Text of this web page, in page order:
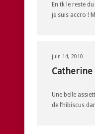
En tk le reste
je suis accro !
juin 14, 2010
Catherine
Une belle
de l’hibiscus